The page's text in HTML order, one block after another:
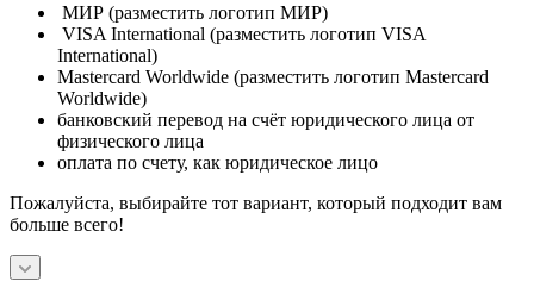
МИР (разместить логотип МИР)
VISA International (разместить логотип VISA
International)
Mastercard Worldwide (разместить логотип Mastercard
Worldwide)
банковский перевод на счёт юридического лица от
физического лица
оплата по счету, как юридическое лицо
Пожалуйста, выбирайте тот вариант, который подходит вам
больше всего!